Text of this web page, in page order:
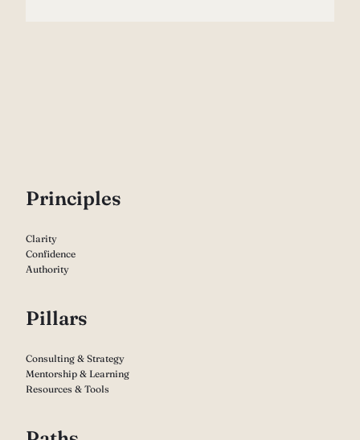
Principles
Clarity
Confidence
Authority
Pillars
Consulting & Strategy
Mentorship & Learning
Resources & Tools